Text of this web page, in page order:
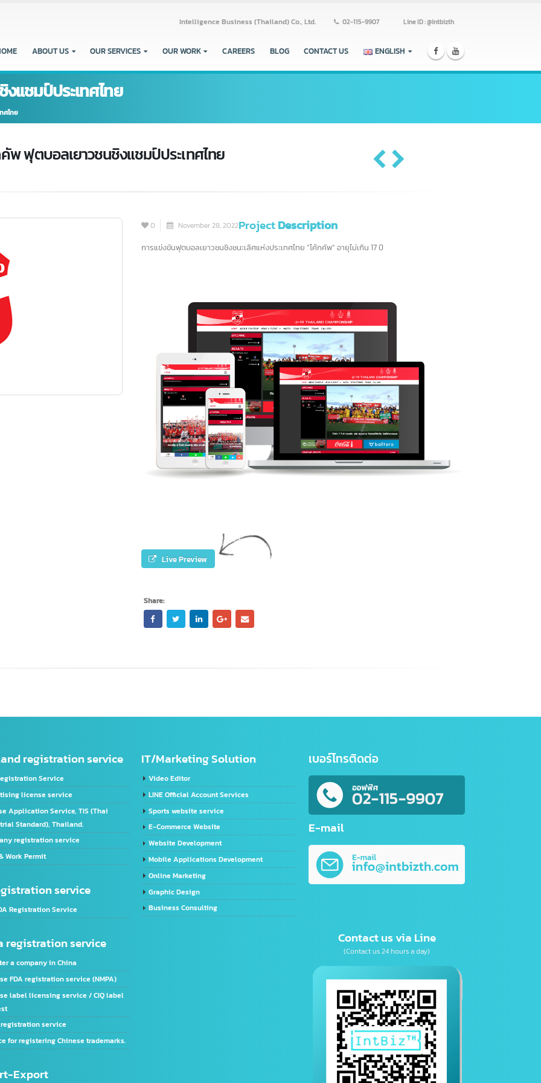
Intelligence Business (Thailand) Co., Ltd. 02-115-9907 Line ID : @intbizth
HOME ABOUT US OUR SERVICES OUR WORK CAREERS BLOG CONTACT US ENGLISH
แชมป์ประเทศไทย
เทศไทย
คัพ ฟุตบอลเยาวชนชิงแชมป์ประเทศไทย
Description
registration service
Registration Service
license service
Application Service, TIS (Thai
Standard), Thailand.
registration service
registration service
FDA Registration Service
registration service
a company in China
FDA registration service (NMPA)
label licensing service / CIQ label
registration service
IT/Marketing Solution
Video Editor
LINE Official Account Services
Sports website service
E-Commerce Website
Website Development
Mobile Applications Development
เบอร์โทรติดต่อ
E-mail
Contact us via Line
(Contact us 24 hours a day)